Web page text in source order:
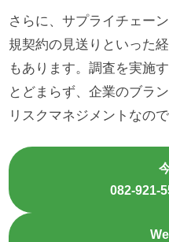
さらに、サプライチェー
規契約の見送りといった
もあります。調査を実施
とどまらず、企業のブラ
リスクマネジメントなので
082-921-